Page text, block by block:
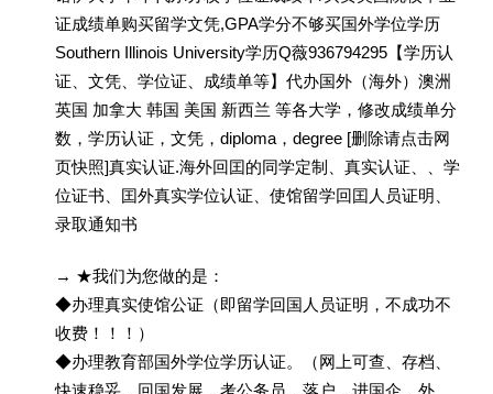
证成绩单购买留学文凭,GPA学分不够买国外学位学历
Southern Illinois University学历Q薇936794295【学历认
证、文凭、学位证、成绩单等】代办国外（海外）澳洲
英国 加拿大 韩国 美国 新西兰 等各大学，修改成绩单分
数，学历认证，文凭，diploma，degree [删除请点击网
页快照]真实认证.海外回囯的同学定制、真实认证、、学
位证书、囯外真实学位认证、使馆留学回囯人员证明、
录取通知书
→ ★我们为您做的是：
◆办理真实使馆公证（即留学回国人员证明，不成功不
收费！！！）
◆办理教育部国外学位学历认证。（网上可查、存档、
快速稳妥，回国发展，考公务员，落户，进国企，外